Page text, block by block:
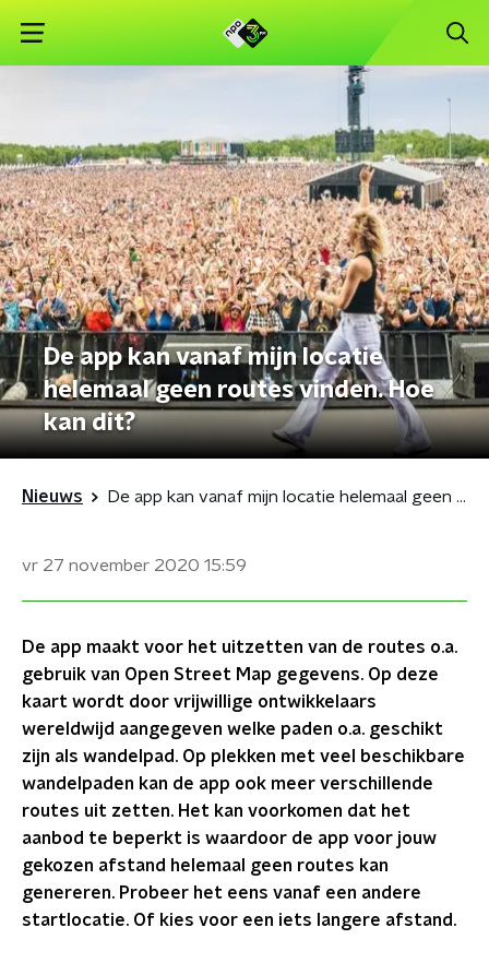
De app kan vanaf mijn locatie
helemaal geen routes vinden. Hoe
kan dit?
Nieuws De app kan vanaf mijn locatie helemaal geen routes vinden. Hoe kan dit?
vr 27 november 2020 15:59
De app maakt voor het uitzetten van de routes o.a.
gebruik van Open Street Map gegevens. Op deze
kaart wordt door vrijwillige ontwikkelaars
wereldwijd aangegeven welke paden o.a. geschikt
zijn als wandelpad. Op plekken met veel beschikbare
wandelpaden kan de app ook meer verschillende
routes uit zetten. Het kan voorkomen dat het
aanbod te beperkt is waardoor de app voor jouw
gekozen afstand helemaal geen routes kan
genereren. Probeer het eens vanaf een andere
startlocatie. Of kies voor een iets langere afstand.